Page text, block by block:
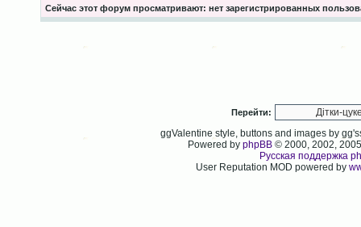
Сейчас этот форум просматривают: нет зарегистрированных
Перейти:
ggValentine style, buttons and images by
Powered byphpBB © 2000, 2002,
Русская поддержка
User Reputation MOD powered by